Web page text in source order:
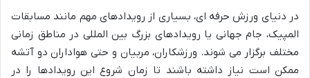
در دنیای ورزش حرفه ای، بسیاری از رویدادهای مهم مانند مسابقات
المپیک، جام جهانی یا رویدادهای بزرگ بین المللی در مناطق زمانی
مختلف برگزار می شوند. ورزشکاران، مربیان و حتی هواداران دو آتشه
ممکن است نیاز داشته باشند تا زمان شروع این رویدادها را در